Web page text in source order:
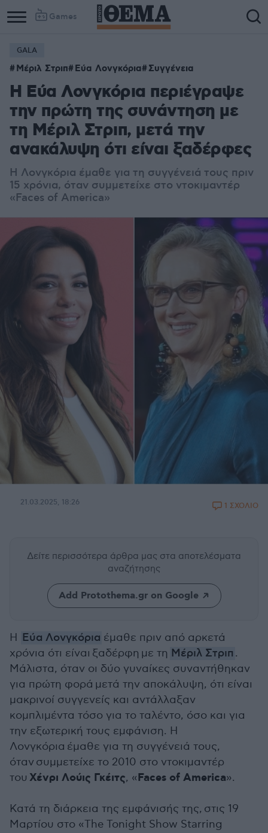
Games
GALA
Μέριλ Στριπ Εύα Λονγκόρια Συγγένεια
H Εύα Λονγκόρια περιέγραψε
την πρώτη της συνάντηση με
τη Μέριλ Στριπ, μετά την
ανακάλυψη ότι είναι ξαδέρφες
Η Λονγκόρια έμαθε για τη συγγένειά τους πριν
15 χρόνια, όταν συμμετείχε στο ντοκιμαντέρ
«Faces of America»
21.03.2025, 18:26 1 ΣΧΟΛΙΟ
Δείτε περισσότερα άρθρα μας στα αποτελέσματα
αναζήτησης
Add Protothema.gr on Google
Η Εύα Λονγκόρια έμαθε πριν από αρκετά
χρόνια ότι είναι ξαδέρφη με τη Μέριλ Στριπ .
Μάλιστα, όταν οι δύο γυναίκες συναντήθηκαν
για πρώτη φορά μετά την αποκάλυψη, ότι είναι
μακρινοί συγγενείς και αντάλλαξαν
κομπλιμέντα τόσο για το ταλέντο, όσο και για
την εξωτερική τους εμφάνιση. Η
Λονγκόρια έμαθε για τη συγγένειά τους,
όταν συμμετείχε το 2010 στο ντοκιμαντέρ
του Χένρι Λούις Γκέιτς, «Faces of America».
Κατά τη διάρκεια της εμφάνισής της, στις 19
Μαρτίου στο «The Tonight Show Starring